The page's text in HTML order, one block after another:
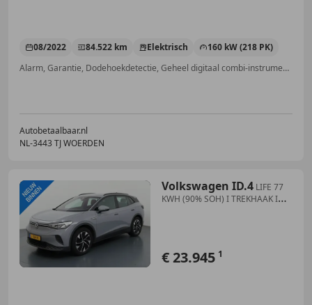
08/2022 84.522 km Elektrisch
160 kW (218 PK)
Alarm, Garantie, Dodehoekdetectie, Geheel digitaal combi-instrument, Airbag bestuurder, ABS, Adaptieve Cruise Control, Sfeerverlichting
Autobetaalbaar.nl
NL-3443 TJ WOERDEN
Volkswagen ID.4 LIFE 77
KWH (90% SOH) I TREKHAAK I
€ 23.945 1